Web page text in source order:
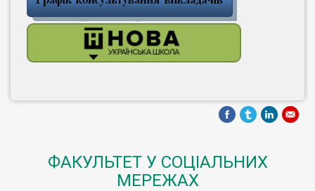
ФАКУЛЬТЕТ У СОЦІАЛЬНИХ
МЕРЕЖАХ